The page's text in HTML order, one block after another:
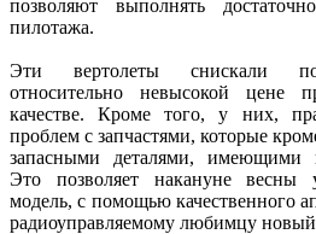
позволяют выполнять
пилотажа.
Эти вертолеты снискали
относительно невысокой цене
качестве. Кроме того, у них,
проблем с запчастями, которые
запасными деталями, имеющими
Это позволяет накануне весны
модель, с помощью качественного
радиоуправляемому любимцу